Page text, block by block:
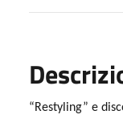
“Restyling” e